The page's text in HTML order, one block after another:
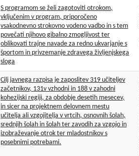
S programom se želi zagotoviti otrokom,
vključenim v program, priporočeno
vsakodnevno strokovno vodeno vadbo in s tem
povečati njihovo gibalno zmogljivost ter
oblikovati trajne navade za redno ukvarjanje s
športom in privzemanje zdravega življenjskega
sloga
Cilj javnega razpisa je zaposlitev 319 učiteljev
začetnikov, 131v vzhodni in 188 v zahodni
kohezijski regiji, za obdobje desetih mesecev,
in sicer na projektnem delovnem mestu
učitelja ali vzgojitelja v vrtcih, osnovnih šolah,
srednjih šolah in šolah ter zavodih za vzgojo in
izobraževanje otrok ter mladostnikov s
posebnimi potrebami.